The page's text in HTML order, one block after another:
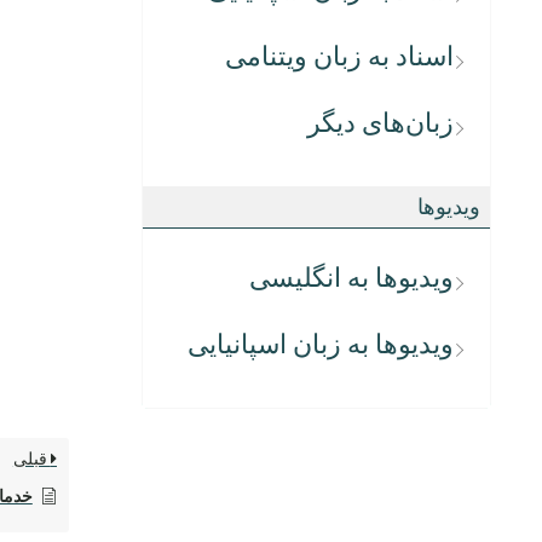
اسناد به زبان ویتنامی
زبان‌های دیگر
ویدیوها
ویدیوها به انگلیسی
ویدیوها به زبان اسپانیایی
قبلی